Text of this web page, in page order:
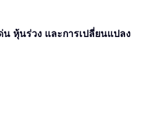
น หุ้นร่วง และการเปลี่ยนแปลง